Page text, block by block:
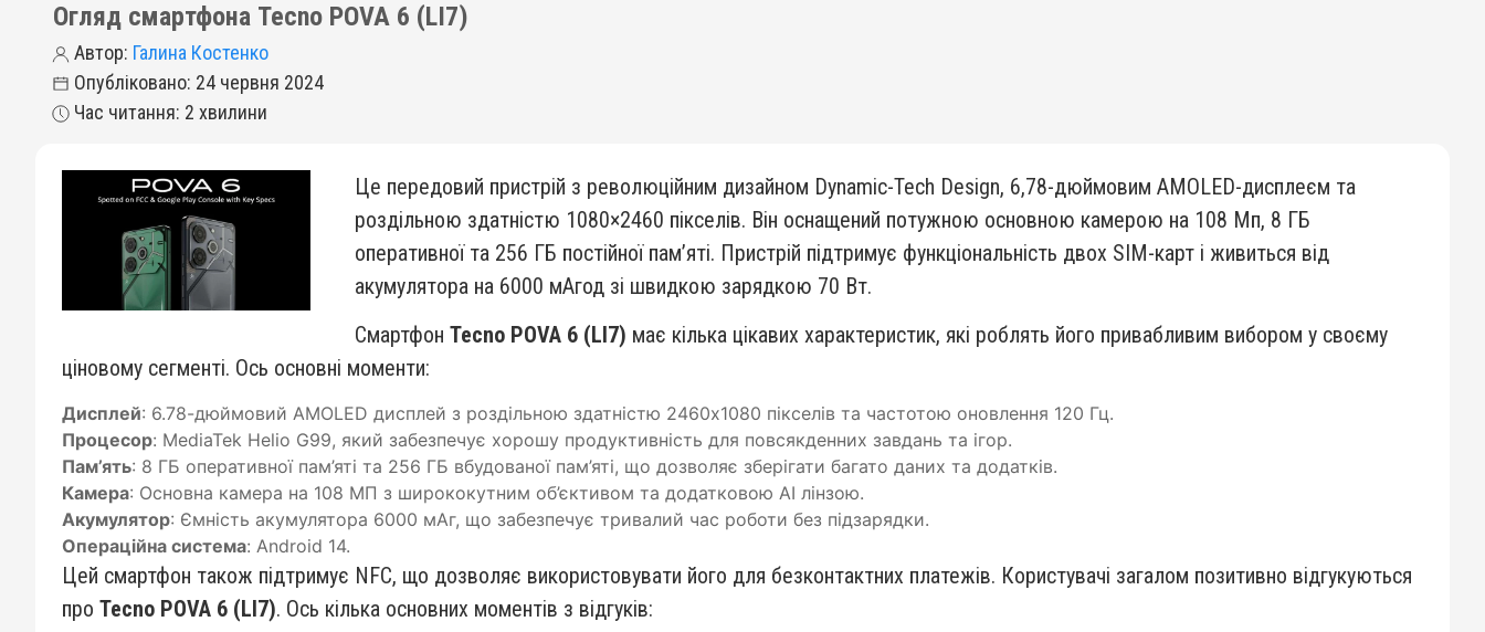
Огляд смартфона Tecno POVA 6 (LI7)
Автор: Галина Костенко
Опубліковано: 24 червня 2024
Час читання: 2 хвилини
Це передовий пристрій з революційним дизайном Dynamic-Tech Design, 6,78-дюймовим AMOLED-дисплеєм та
роздільною здатністю 1080×2460 пікселів. Він оснащений потужною основною камерою на 108 Мп, 8 ГБ
оперативної та 256 ГБ постійної пам’яті. Пристрій підтримує функціональність двох SIM-карт і живиться від
акумулятора на 6000 мАгод зі швидкою зарядкою 70 Вт.
Смартфон Tecno POVA 6 (LI7) має кілька цікавих характеристик, які роблять його привабливим вибором у своєму
ціновому сегменті. Ось основні моменти:
Дисплей: 6.78-дюймовий AMOLED дисплей з роздільною здатністю 2460x1080 пікселів та частотою оновлення 120 Гц.
Процесор: MediaTek Helio G99, який забезпечує хорошу продуктивність для повсякденних завдань та ігор.
Пам’ять: 8 ГБ оперативної пам’яті та 256 ГБ вбудованої пам’яті, що дозволяє зберігати багато даних та додатків.
Камера: Основна камера на 108 МП з ширококутним об’єктивом та додатковою AI лінзою.
Акумулятор: Ємність акумулятора 6000 мАг, що забезпечує тривалий час роботи без підзарядки.
Операційна система: Android 14.
Цей смартфон також підтримує NFC, що дозволяє використовувати його для безконтактних платежів. Користувачі загалом позитивно відгукуються
про Tecno POVA 6 (LI7). Ось кілька основних моментів з відгуків: